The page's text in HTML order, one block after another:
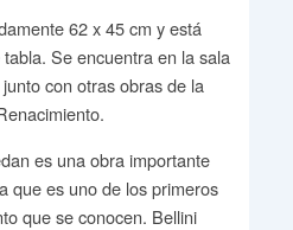
62 x 45 cm y está
Se encuentra en la sala
con otras obras de la
es una obra importante
que es uno de los primeros
que se conocen. Bellini